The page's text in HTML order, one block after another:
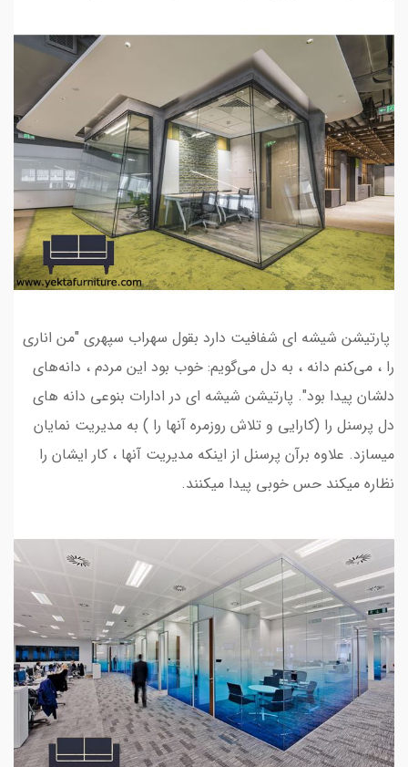
پارتیشن شیشه ای شفافیت دارد بقول سهراب سپهری "من اناري
را ، مي‌كنم دانه ، به دل مي‌گويم: خوب بود اين مردم ، دانه‌هاي
دلشان پيدا بود". پارتیشن شیشه ای در ادارات بنوعی دانه های
دل پرسنل را (کارایی و تلاش روزمره آنها را ) به مدیریت نمایان
میسازد. علاوه برآن پرسنل از اینکه مدیریت آنها ، کار ایشان را
نظاره میکند حس خوبی پیدا میکنند.